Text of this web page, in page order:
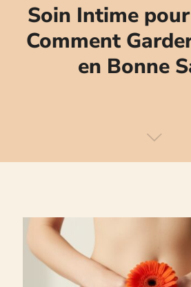
Soin Intime
Comment
en Bonne